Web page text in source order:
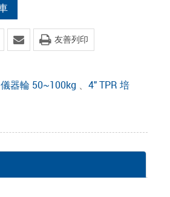
友善列印
器輪 50~100kg 、4" TPR 培